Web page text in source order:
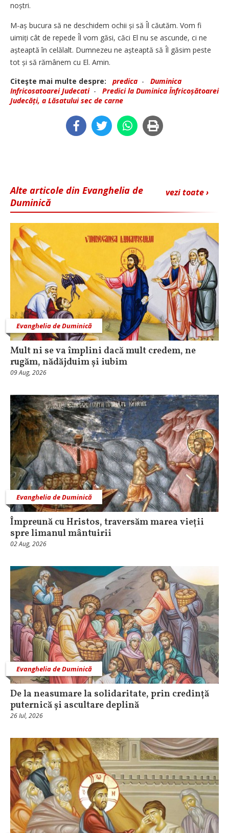
noștri.
M-aș bucura să ne deschidem ochii și să Îl căutăm. Vom fi
uimiți cât de repede Îl vom găsi, căci El nu se ascunde, ci ne
așteaptă în celălalt. Dumnezeu ne așteaptă să Îl găsim peste
tot și să rămânem cu El. Amin.
Citeşte mai multe despre:
predica - Duminica
Infricosatoarei Judecati- Predici la Duminica Înfricoșătoarei
Judecăți, a Lăsatului sec de carne
vezi toate ›
Alte articole din Evanghelia de
Duminică
Evanghelia de Duminică
Mult ni se va împlini dacă mult credem, ne
rugăm, nădăjduim și iubim
09 Aug, 2026
Evanghelia de Duminică
Împreună cu Hristos, traversăm marea vieții
spre limanul mântuirii
02 Aug, 2026
Evanghelia de Duminică
De la neasumare la solidaritate, prin credință
puternică și ascultare deplină
26 Iul, 2026